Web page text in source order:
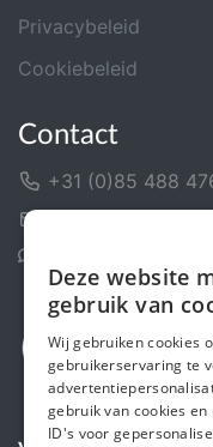
Privacybeleid
Cookiebeleid
Contact
+31 (0)85 488
Deze website
gebruik van
Wij gebruiken cookies
gebruikerservaring te
gebruik van cookies
ID's voor